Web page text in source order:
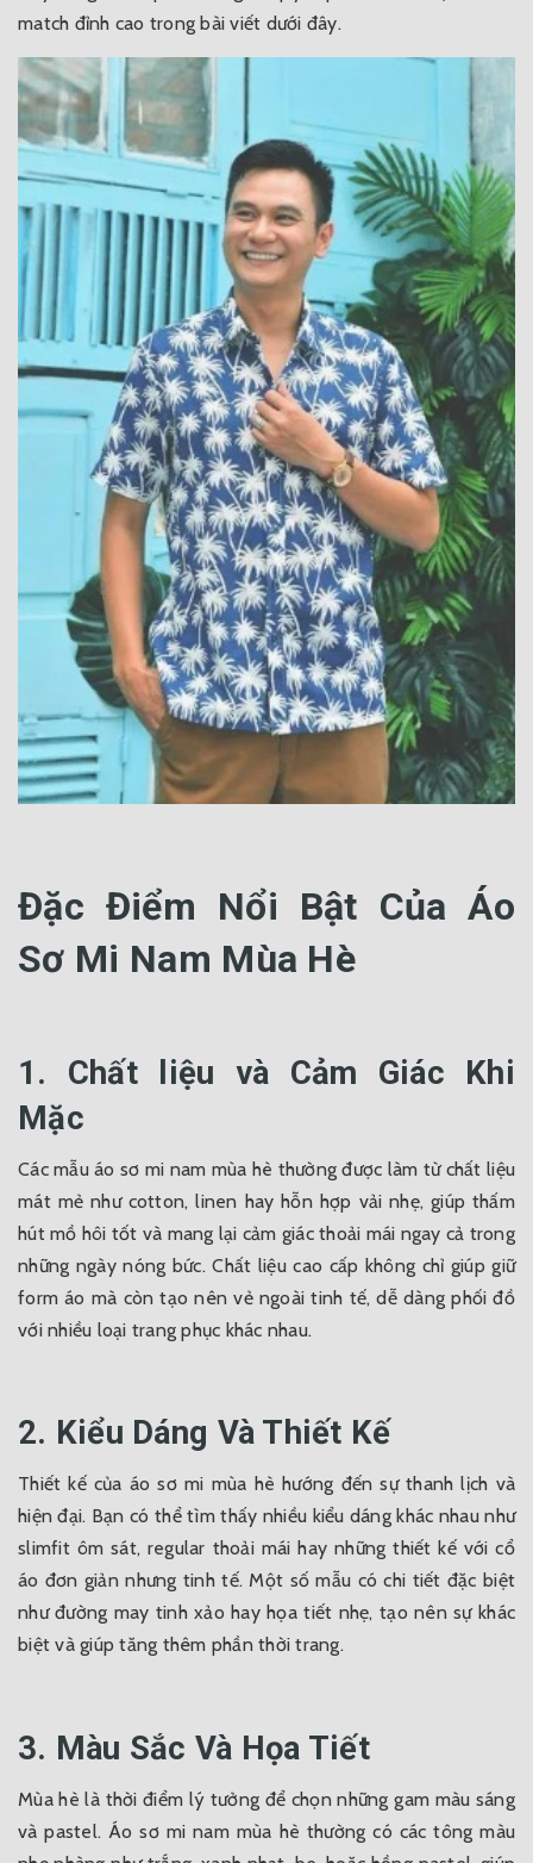
match đỉnh cao trong bài viết dưới đây.
Đặc Điểm Nổi Bật Của Áo
Sơ Mi Nam Mùa Hè
1. Chất liệu và Cảm Giác Khi
Mặc
Các mẫu áo sơ mi nam mùa hè thường được làm từ chất liệu
mát mẻ như cotton, linen hay hỗn hợp vải nhẹ, giúp thấm
hút mồ hôi tốt và mang lại cảm giác thoải mái ngay cả trong
những ngày nóng bức. Chất liệu cao cấp không chỉ giúp giữ
form áo mà còn tạo nên vẻ ngoài tinh tế, dễ dàng phối đồ
với nhiều loại trang phục khác nhau.
2. Kiểu Dáng Và Thiết Kế
Thiết kế của áo sơ mi mùa hè hướng đến sự thanh lịch và
hiện đại. Bạn có thể tìm thấy nhiều kiểu dáng khác nhau như
slimfit ôm sát, regular thoải mái hay những thiết kế với cổ
áo đơn giản nhưng tinh tế. Một số mẫu có chi tiết đặc biệt
như đường may tinh xảo hay họa tiết nhẹ, tạo nên sự khác
biệt và giúp tăng thêm phần thời trang.
3. Màu Sắc Và Họa Tiết
Mùa hè là thời điểm lý tưởng để chọn những gam màu sáng
và pastel. Áo sơ mi nam mùa hè thường có các tông màu